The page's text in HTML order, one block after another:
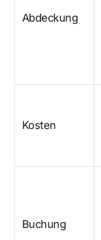
Abdeckung
Kosten
Buchung